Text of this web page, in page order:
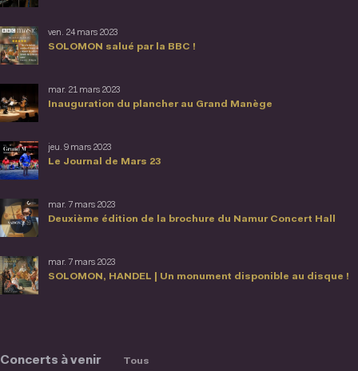
SOLOMON salué par la BBC !
ven. 24 mars 2023
Inauguration du plancher au Grand Manège
mar. 21 mars 2023
Le Journal de Mars 23
jeu. 9 mars 2023
Deuxième édition de la brochure du Namur Concert Hall
mar. 7 mars 2023
SOLOMON, HANDEL | Un monument disponible au disque !
mar. 7 mars 2023
Concerts à venir Tous